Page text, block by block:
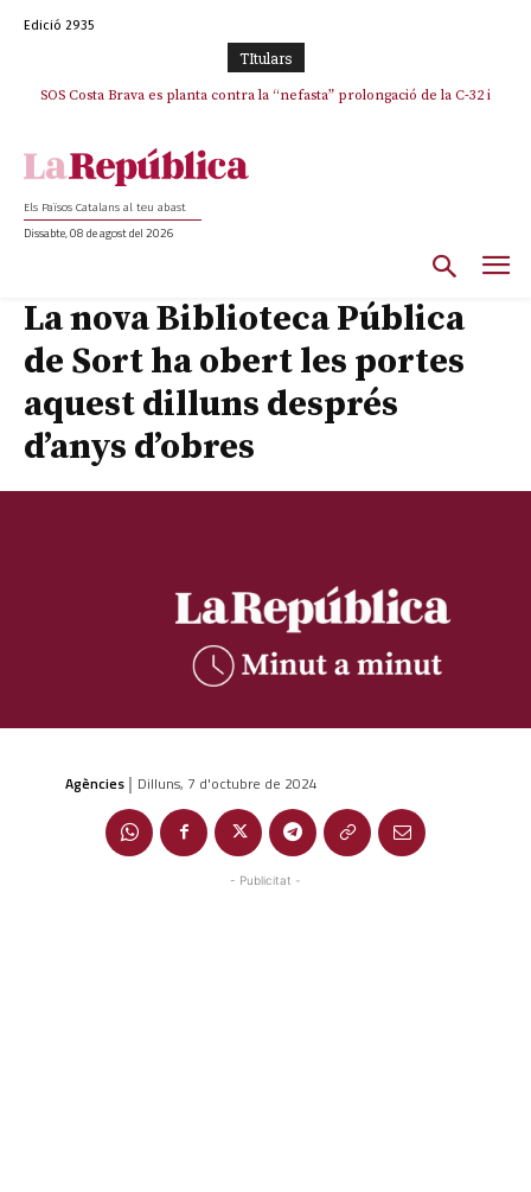
Edició 2935
TItulars
SOS Costa Brava es planta contra la “nefasta” prolongació de la C-32 i
Els Països Catalans al teu abast
Dissabte, 08 de agost del 2026
La nova Biblioteca Pública
de Sort ha obert les portes
aquest dilluns després
d’anys d’obres
Agències | Dilluns, 7 d'octubre de 2024
- Publicitat -